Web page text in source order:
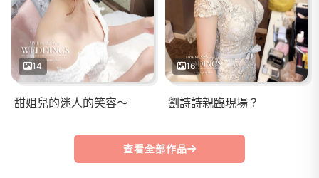
14
甜姐兒的迷人的笑容～
16
劉詩詩親臨現場？
查看全部作品